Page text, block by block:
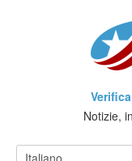
Notizie,